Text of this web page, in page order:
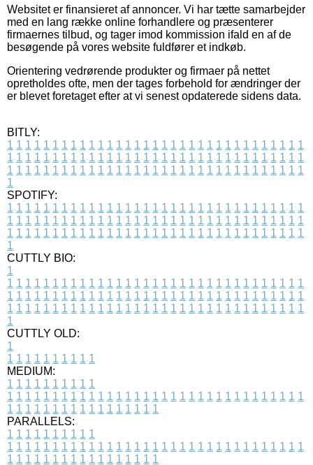
Websitet er finansieret af annoncer. Vi har tætte samarbejder
med en lang række online forhandlere og præsenterer
firmaernes tilbud, og tager imod kommission ifald en af de
besøgende på vores website fuldfører et indkøb.
Orientering vedrørende produkter og firmaer på nettet
opretholdes ofte, men der tages forbehold for ændringer der
er blevet foretaget efter at vi senest opdaterede sidens data.
BITLY:
1 1 1 1 1 1 1 1 1 1 1 1 1 1 1 1 1 1 1 1 1 1 1 1 1 1 1 1 1 1 1 1 1
1 1 1 1 1 1 1 1 1 1 1 1 1 1 1 1 1 1 1 1 1 1 1 1 1 1 1 1 1 1 1 1 1
1 1 1 1 1 1 1 1 1 1 1 1 1 1 1 1 1 1 1 1 1 1 1 1 1 1 1 1 1 1 1 1 1
1
SPOTIFY:
1 1 1 1 1 1 1 1 1 1 1 1 1 1 1 1 1 1 1 1 1 1 1 1 1 1 1 1 1 1 1 1 1
1 1 1 1 1 1 1 1 1 1 1 1 1 1 1 1 1 1 1 1 1 1 1 1 1 1 1 1 1 1 1 1 1
1 1 1 1 1 1 1 1 1 1 1 1 1 1 1 1 1 1 1 1 1 1 1 1 1 1 1 1 1 1 1 1 1
1
CUTTLY BIO:
1
1 1 1 1 1 1 1 1 1 1 1 1 1 1 1 1 1 1 1 1 1 1 1 1 1 1 1 1 1 1 1 1 1
1 1 1 1 1 1 1 1 1 1 1 1 1 1 1 1 1 1 1 1 1 1 1 1 1 1 1 1 1 1 1 1 1
1 1 1 1 1 1 1 1 1 1 1 1 1 1 1 1 1 1 1 1 1 1 1 1 1 1 1 1 1 1 1 1 1
1
CUTTLY OLD:
1
1 1 1 1 1 1 1 1 1 1
MEDIUM:
1 1 1 1 1 1 1 1 1 1
1 1 1 1 1 1 1 1 1 1 1 1 1 1 1 1 1 1 1 1 1 1 1 1 1 1 1 1 1 1 1 1 1
1 1 1 1 1 1 1 1 1 1 1 1 1 1 1 1 1
PARALLELS:
1 1 1 1 1 1 1 1 1 1
1 1 1 1 1 1 1 1 1 1 1 1 1 1 1 1 1 1 1 1 1 1 1 1 1 1 1 1 1 1 1 1 1
1 1 1 1 1 1 1 1 1 1 1 1 1 1 1 1 1